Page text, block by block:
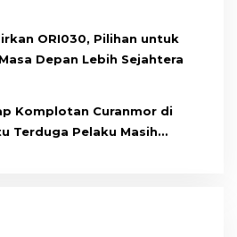
ORI030, Pilihan untuk
Depan Lebih Sejahtera
Komplotan Curanmor di
Terduga Pelaku Masih